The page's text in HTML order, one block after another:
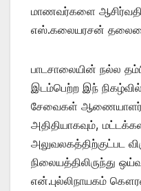
மாணவர்களை
எஸ்.கலையரசன்
பாடசாலையின் நல்ல
இடம்பெற்ற இந்
சேவைகள் ஆணையாளர்
அதிதியாகவும்,
அலுவலகத்திற்குட்பட
நிலையத்திலிருந்து
என்.புல்லிநாயகம்